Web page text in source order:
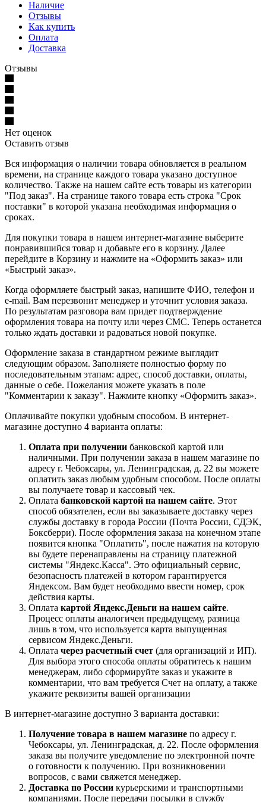
Наличие
Отзывы
Как купить
Оплата
Доставка
Отзывы
Нет оценок
Оставить отзыв
Вся информация о наличии товара обновляется в реальном
времени, на странице каждого товара указано доступное
количество. Также на нашем сайте есть товары из категории
"Под заказ". На странице такого товара есть строка "Срок
поставки" в которой указана необходимая информация о
сроках.
Для покупки товара в нашем интернет-магазине выберите
понравившийся товар и добавьте его в корзину. Далее
перейдите в Корзину и нажмите на «Оформить заказ» или
«Быстрый заказ».
Когда оформляете быстрый заказ, напишите ФИО, телефон и
e-mail. Вам перезвонит менеджер и уточнит условия заказа.
По результатам разговора вам придет подтверждение
оформления товара на почту или через СМС. Теперь останется
только ждать доставки и радоваться новой покупке.
Оформление заказа в стандартном режиме выглядит
следующим образом. Заполняете полностью форму по
последовательным этапам: адрес, способ доставки, оплаты,
данные о себе. Пожелания можете указать в поле
"Комментарии к заказу". Нажмите кнопку «Оформить заказ».
Оплачивайте покупки удобным способом. В интернет-
магазине доступно 4 варианта оплаты:
Оплата при получении банковской картой или
наличными. При получении заказа в нашем магазине по
адресу г. Чебоксары, ул. Ленинградская, д. 22 вы можете
оплатить заказ любым удобным способом. После оплаты
вы получаете товар и кассовый чек.
Оплата банковской картой на нашем сайте. Этот
способ обязателен, если вы заказываете доставку через
службы доставку в города России (Почта России, СДЭК,
Боксберри). После оформления заказа на конечном этапе
появится кнопка "Оплатить", после нажатия на которую
вы будете перенаправлены на страницу платежной
системы "Яндекс.Касса". Это официальный сервис,
безопасность платежей в котором гарантируется
Яндексом. Вам будет необходимо ввести номер, срок
действия карты.
Оплата картой Яндекс.Деньги на нашем сайте.
Процесс оплаты аналогичен предыдущему, разница
лишь в том, что используется карта выпущенная
сервисом Яндекс.Деньги.
Оплата через расчетный счет (для организаций и ИП).
Для выбора этого способа оплаты обратитесь к нашим
менеджерам, либо сформируйте заказ и укажите в
комментарии, что вам требуется Счет на оплату, а также
укажите реквизиты вашей организации
В интернет-магазине доступно 3 варианта доставки:
Получение товара в нашем магазине по адресу г.
Чебоксары, ул. Ленинградская, д. 22. После оформления
заказа вы получите уведомление по электронной почте
о готовности к получению. При возникновении
вопросов, с вами свяжется менеджер.
Доставка по России курьерскими и транспортными
компаниями. После передачи посылки в службу